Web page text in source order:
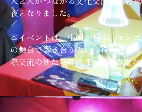
夜となりました。
本イベントは、中国、日本、モン
の舞台で響き合うという特色を持
際交流の新たな可能性を示す貴重